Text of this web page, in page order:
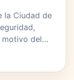
la Ciudad de
motivo del…